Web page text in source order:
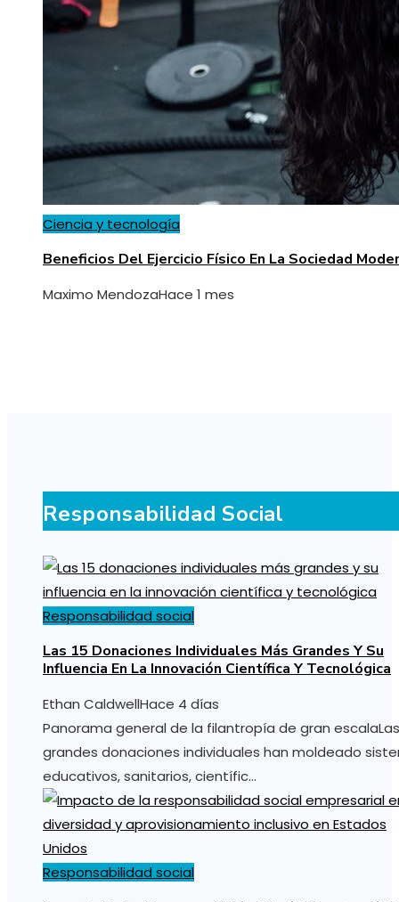
Ciencia y tecnología
Beneficios Del Ejercicio Físico En La Sociedad
Maximo MendozaHace 1 mes
Responsabilidad Social
Responsabilidad social
Las 15 Donaciones Individuales Más Grandes Y Su
Influencia En La Innovación Científica Y Tecnológica
Ethan CaldwellHace 4 días
Panorama general de la filantropía de gran escalaLas
grandes donaciones individuales han moldeado
educativos, sanitarios, científic...
Responsabilidad social